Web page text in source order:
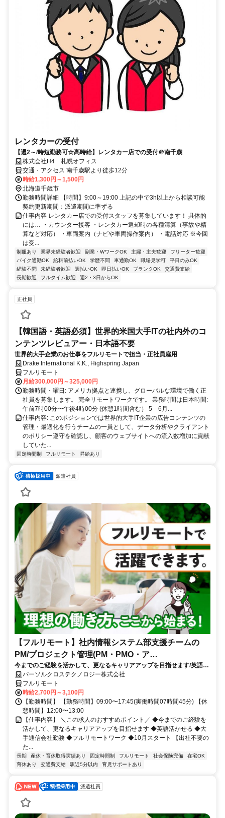
レンタカーの受付
【週2～/時短勤務可☆高時給】レンタカー店での受付＠南千歳
株式会社H4 札幌オフィス
交通・アクセス 南千歳駅より徒歩12分
時給1,300円～1,500円
北海道千歳市
勤務時間詳細 【時間】9:00～19:00 上記の中で3h以上から相談可能
契約更新期間：派遣期間に準ずる
仕事内容 レンタカー店での受付スタッフを募集しています！ 具体的
には… ・カウンター接客 ・レンタカー返却時の各種清算（事故や精
算など対応） ・車両案内（ナビや車両操作案内） ・電話対応 ※今回
は受...
制服あり 業界未経験者歓迎 副業・WワークOK 主婦・主夫歓迎
フリーター歓迎
バイク通勤OK
給料前払いOK 学歴不問 車通勤OK 職場見学可
平日のみOK
経験不問
未経験者歓迎 週払いOK 即日払いOK ブランクOK
交通費支給
長期歓迎
フルタイム歓迎 週2・3日からOK
正社員
【韓国語・英語必須】世界的米国大手ITの社内外のコ
ンテンツレビュアー・日本語不要
世界的大手企業のお仕事をフルリモートで担当・正社員雇用
Drake International K.K., Highspring Japan
フルリモート
月給300,000円～325,000円
勤務時間・曜日: アメリカ拠点と連携し、グローバルな環境で働く正
社員を募集します。 完全リモートワークです。 業務時間は日本時間:
午前7時00分〜午後4時00分 (休憩1時間含む） 5－6月...
仕事内容: このポジションでは世界的大手IT企業の広告コンテンツの
管理・最適化を行うチームの一員として、データ分析やクライアント
のポリシー遵守を確認し、顧客のウェブサイトへの流入数増加に貢献
していた...
固定時間制 フルリモート 昇給あり
派遣社員
【フルリモート】社内情報システム部支援チームの
PM/プロジェクト管理(PM・PMO・ア
シ)_N260774362
今までのご経験を活かして、更なるキャリアアップを目指せます/英語活
かせる/大手通信会社勤務/フルリモートワーク/10月スタート
パーソルクロステクノロジー株式会社
フルリモート
時給2,700円～3,100円
【勤務時間】 【勤務時間】09:00〜17:45(実働時間07時間45分) 【休
憩時間】12:00〜13:00
【仕事内容】 ＼この求人のおすすめポイント／ ◆今までのご経験を
活かして、更なるキャリアアップを目指せます ◆英語活かせる ◆大
手通信会社勤務 ◆フルリモートワーク ◆10月スタート 【出社不要の
た...
長期 産休・育休取得実績あり 固定時間制 フルリモート 社会保険完備
在宅OK
育休あり
交通費支給 駅近5分以内 育児サポートあり
派遣社員